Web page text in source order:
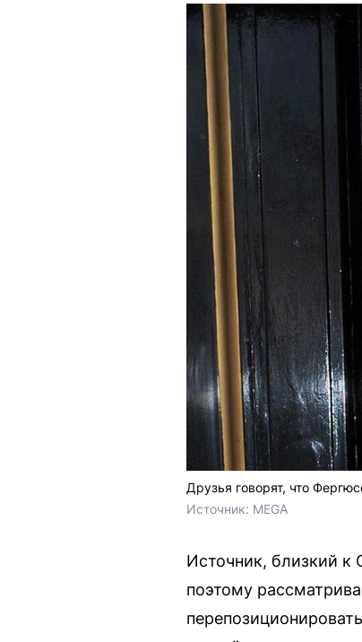
Друзья говорят, что
Источник: MEGA
Источник, близкий к
поэтому